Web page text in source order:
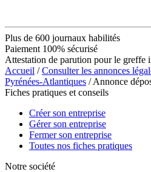
Plus de 600 journaux habilités
Paiement 100% sécurisé
Attestation de parution pour le greffe
Accueil /Consulter les annonces
Pyrénées-Atlantiques / Annonce
Fiches pratiques et conseils
Créer son entreprise
Gérer son entreprise
Fermer son entreprise
Toutes nos fiches pratiques
Notre société